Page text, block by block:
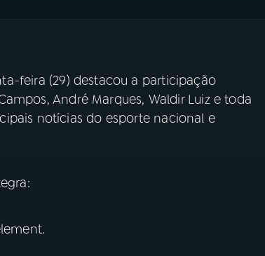
feira (29) destacou a participação
André Marques, Waldir Luiz e toda
notícias do esporte nacional e